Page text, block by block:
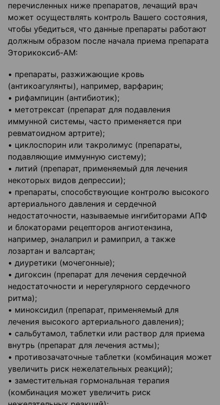
перечисленных ниже препаратов, лечащий врач
может осуществлять контроль Вашего состояния,
чтобы убедиться, что данные препараты работают
должным образом после начала приема препарата
Эторикоксиб-АМ:
• препараты, разжижающие кровь
(антикоагулянты), например, варфарин;
• рифампицин (антибиотик);
• метотрексат (препарат для подавления
иммунной системы, часто применяется при
ревматоидном артрите);
• циклоспорин или такролимус (препараты,
подавляющие иммунную систему);
• литий (препарат, применяемый для лечения
некоторых видов депрессии);
• препараты, способствующие контролю высокого
артериального давления и сердечной
недостаточности, называемые ингибиторами АПФ
и блокаторами рецепторов ангиотензина,
например, эналаприл и рамиприл, а также
лозартан и валсартан;
• диуретики (мочегонные);
• дигоксин (препарат для лечения сердечной
недостаточности и нерегулярного сердечного
ритма);
• миноксидил (препарат, применяемый для
лечения высокого артериального давления);
• сальбутамол, таблетки или раствор для приема
внутрь (препарат для лечения астмы);
• противозачаточные таблетки (комбинация может
увеличить риск нежелательных реакций);
• заместительная гормональная терапия
(комбинация может увеличить риск